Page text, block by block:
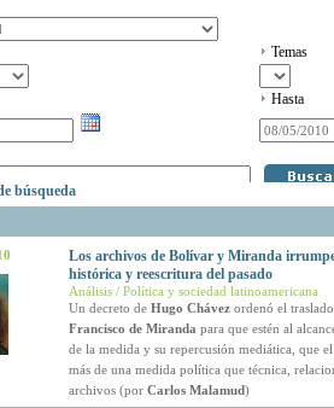
Temas
Hasta
búsqueda
Los archivos de Bolívar y Miranda
histórica y reescritura del pasado
Análisis / Política y sociedad latinoamericana
Un decreto de Hugo Chávezordenó el
Francisco de Miranda para que estén al
de la medida y su repercusión mediática, que
más de una medida política que técnica,
archivos (por Carlos Malamud)